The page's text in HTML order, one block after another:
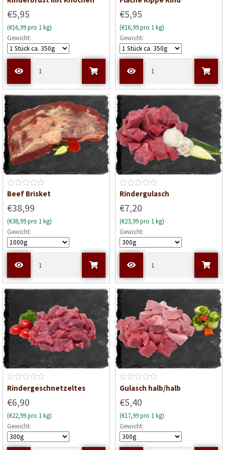
w
e
r
t
m
i
t
v
o
n
5
€5,95
(€16,99 pro 1 kg)
Gewicht:
w
e
r
t
m
i
t
v
o
n
5
€5,95
(€16,99 pro 1 kg)
Gewicht:
B
w
e
r
t
m
i
t
v
o
n
5
Beef Brisket
€38,99
(€38,99 pro 1 kg)
Gewicht:
B
w
e
r
t
m
i
t
v
o
n
5
Rindergulasch
€7,20
(€23,99 pro 1 kg)
Gewicht:
B
w
e
r
t
Rindergeschnetzeltes
€6,90
(€22,99 pro 1 kg)
Gewicht:
B
w
e
r
t
Gulasch halb/halb
€5,40
(€17,99 pro 1 kg)
Gewicht: